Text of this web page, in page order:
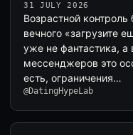
31 JULY 2026
Возрастной контроль
вечного «загрузите
уже не фантастика, а
мессенджеров это
есть, ограничения…
@DatingHypeLab